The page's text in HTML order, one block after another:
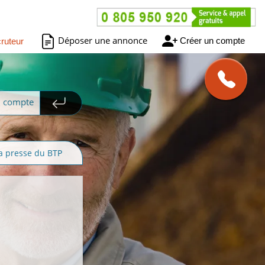
Déposer une annonce Créer un compte
compte
presse du BTP